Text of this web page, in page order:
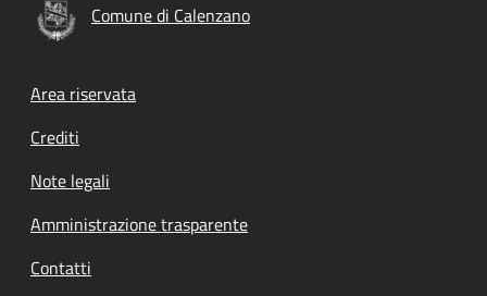
Comune di Calenzano
Footer menu
Area riservata
Crediti
Note legali
Amministrazione trasparente
Contatti